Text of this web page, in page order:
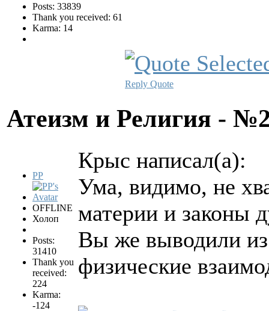
Posts: 33839
Thank you received: 61
Karma: 14
Reply Quote
Атеизм и Религия -
PP
OFFLINE
Холоп
Posts:
31410
Thank you
received:
224
Karma:
-124
Крыс написал(а):
Ума, видимо, не
материи и законы
Вы же выводили
физические